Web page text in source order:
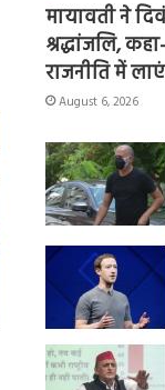
मायावती ने
श्रद्धांजलि,
राजनीति में
August 6, 2026